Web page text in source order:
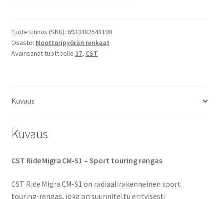
Migra
120/70
ZR
(etu)
Tuotetunnus (SKU): 6933882548190
Osasto: Moottoripyörän renkaat
Avainsanat tuotteelle 17, CST
Kuvaus
Kuvaus
CST Ride Migra CM‑S1 – Sport touring rengas
CST Ride Migra CM‑S1 on radiaalirakenneinen sport
touring‑rengas, joka on suunniteltu erityisesti